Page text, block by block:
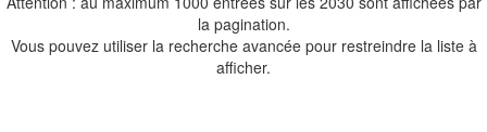
la pagination.
Vous pouvez utiliser la recherche avancée pour restreindre la liste à
afficher.